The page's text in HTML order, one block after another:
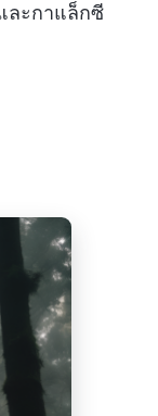
ละกาแล็กซี